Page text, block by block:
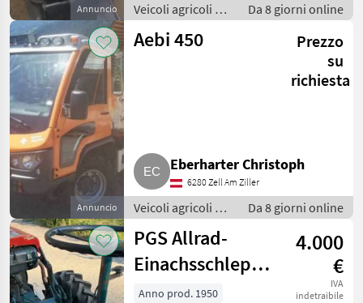
Annuncio
Veicoli agricoli a
motore / Carri a
motore
Da 8 giorni online
Annuncio
Aebi 450
Prezzo
su
richiesta
Eberharter Christoph
6280 Zell Am Ziller
Veicoli agricoli a
motore / Carri a
motore
Da 8 giorni online
PGS Allrad-
Einachsschlepper
inkl.
4.000
€
IVA
indetraibile
Anno prod. 1950